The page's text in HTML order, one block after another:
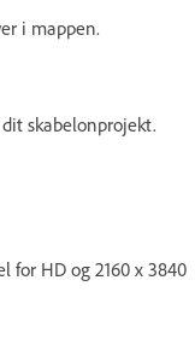
i mappen.
skabelonprojekt.
for HD og 2160 x 3840